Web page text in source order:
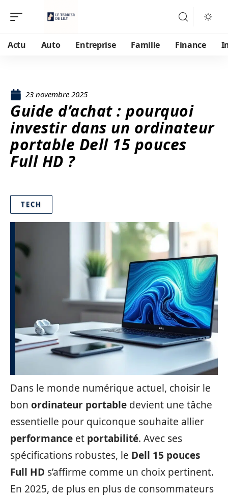
Actu Auto Entreprise Famille Finance
23 novembre 2025
Guide d’achat : pourquoi
investir dans un ordinateur
portable Dell 15 pouces
Full HD ?
TECH
Dans le monde numérique actuel, choisir le
bon ordinateur portable devient une tâche
essentielle pour quiconque souhaite allier
performance et portabilité. Avec ses
spécifications robustes, le Dell 15 pouces
Full HD s’affirme comme un choix pertinent.
En 2025, de plus en plus de consommateurs